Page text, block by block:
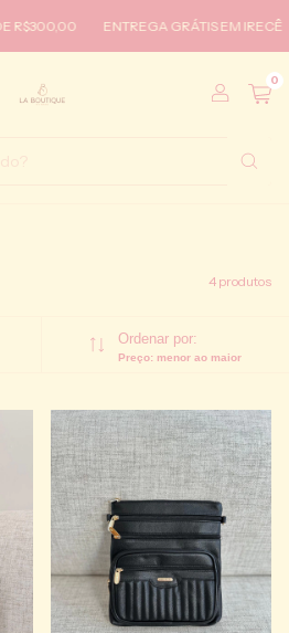
R$300,00 ENTREGA GRÁTIS EM IRECÊ
0
4 produtos
Ordenar por:
Preço: menor ao maior